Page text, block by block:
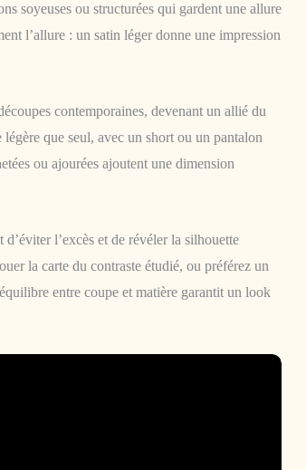
soyeuses ou structurées qui gardent une allure
l’allure : un satin léger donne une impression
contemporaines, devenant un allié du
que seul, avec un short ou un pantalon
ou ajourées ajoutent une dimension
l’excès et de révéler la silhouette
la carte du contraste étudié, ou préférez un
entre coupe et matière garantit un look